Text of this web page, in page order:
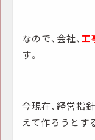
なので、会社、工
す。
今現在、経営指
えて作ろうとす